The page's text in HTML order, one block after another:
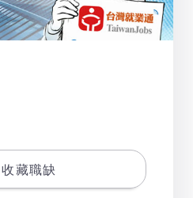
收藏職缺